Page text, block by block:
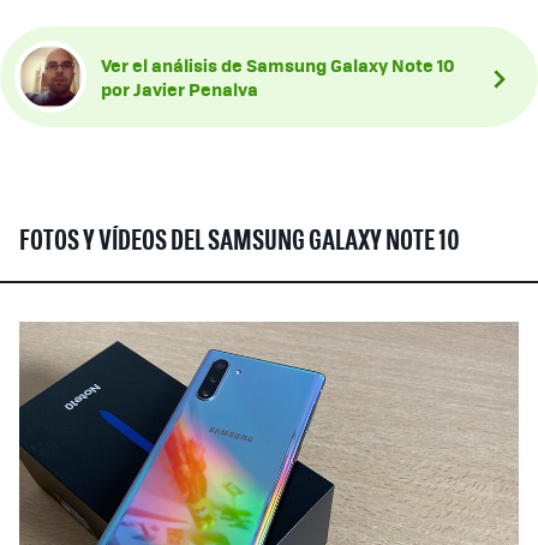
Ver el análisis de Samsung Galaxy Note 10
por Javier Penalva
FOTOS Y VÍDEOS DEL SAMSUNG GALAXY NOTE 10